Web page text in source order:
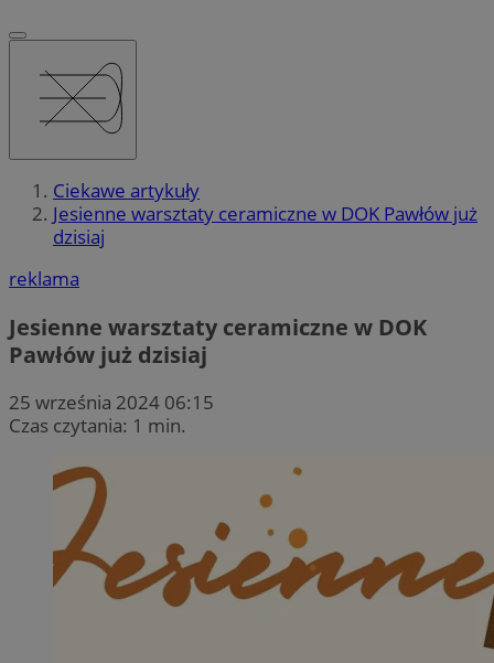
Ciekawe artykuły
Jesienne warsztaty ceramiczne w DOK Pawłów już
dzisiaj
reklama
Jesienne warsztaty ceramiczne w DOK
Pawłów już dzisiaj
25 września 2024 06:15
Czas czytania: 1 min.